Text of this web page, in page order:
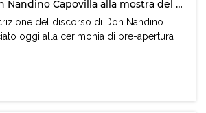
Il discorso di Don Nandino Capovilla alla mostra del cinema di Venezia
del discorso di Don Nandino
oggi alla cerimonia di pre-apertura